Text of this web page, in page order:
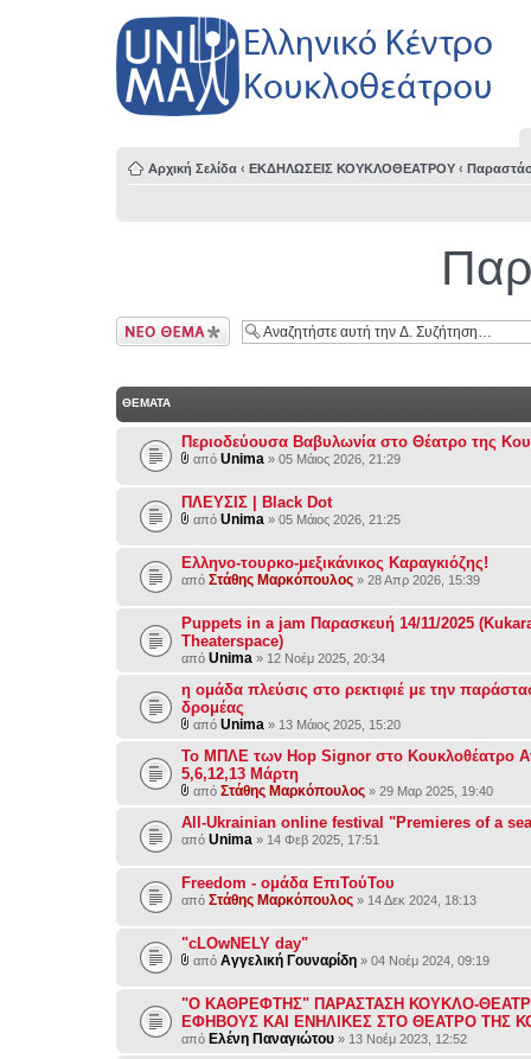
Αρχική Σελίδα ‹ ΕΚΔΗΛΩΣΕΙΣ ΚΟΥΚΛΟΘΕΑΤΡΟΥ ‹
Δημιουργία νέου
θέματος
ΘΕΜΑΤΑ
Περιοδεύουσα Βαβυλωνία στο Θέατρο της
από Unima » 05 Μάιος 2026, 21:29
ΠΛΕΥΣΙΣ | Black Dot
από Unima » 05 Μάιος 2026, 21:25
Ελληνο-τουρκο-μεξικάνικος Καραγκιόζης!
από Στάθης Μαρκόπουλος » 28 Απρ 2026, 15:39
Puppets in a jam Παρασκευή 14/11/2025
Theaterspace)
από Unima » 12 Νοέμ 2025, 20:34
η ομάδα πλεύσις στο ρεκτιφιέ με την
δρομέας
από Unima » 13 Μάιος 2025, 15:20
Το ΜΠΛΕ των Hop Signor στο Κουκλοθέατρο
5,6,12,13 Μάρτη
από Στάθης Μαρκόπουλος » 29 Μαρ 2025, 19:40
All-Ukrainian online festival "Premieres of a
από Unima » 14 Φεβ 2025, 17:51
Freedom - ομάδα ΕπιΤούΤου
από Στάθης Μαρκόπουλος » 14 Δεκ 2024, 18:13
"cLOwNELY day"
από Αγγελική Γουναρίδη » 04 Νοέμ 2024, 09:19
"Ο ΚΑΘΡΕΦΤΗΣ" ΠΑΡΑΣΤΑΣΗ ΚΟΥΚΛΟ-
ΕΦΗΒΟΥΣ ΚΑΙ ΕΝΗΛΙΚΕΣ ΣΤΟ ΘΕΑΤΡΟ ΤΗΣ
από Ελένη Παναγιώτου » 13 Νοέμ 2023, 12:52